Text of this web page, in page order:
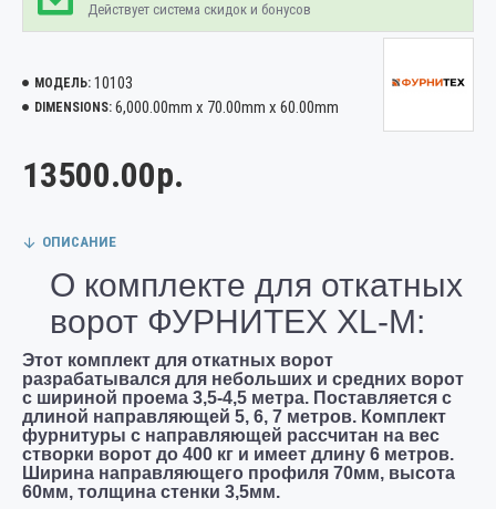
Действует система скидок и бонусов
МОДЕЛЬ: 10103
DIMENSIONS: 6,000.00mm x 70.00mm x 60.00mm
13500.00р.
ОПИСАНИЕ
О комплекте для откатных
ворот ФУРНИТЕХ XL-M:
Этот комплект для откатных ворот
разрабатывался для небольших и средних ворот
с шириной проема 3,5-4,5 метра. Поставляется с
длиной направляющей 5, 6, 7 метров. Комплект
фурнитуры с направляющей рассчитан на вес
створки ворот до 400 кг и имеет длину 6 метров.
Ширина направляющего профиля 70мм, высота
60мм, толщина стенки 3,5мм.